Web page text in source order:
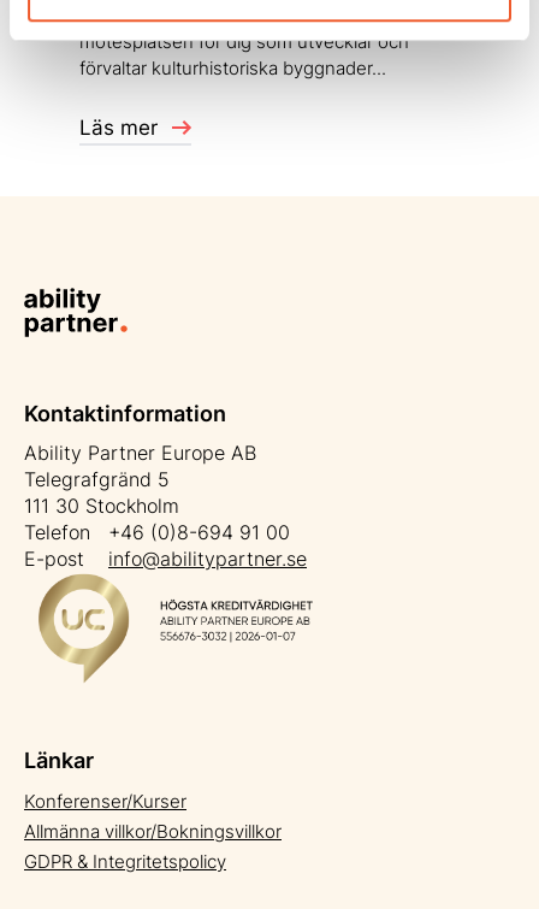
Välkommen till konferensen och
mötesplatsen för dig som utvecklar och
förvaltar kulturhistoriska byggnader...
Läs mer
Kontaktinformation
Ability Partner Europe AB
Telegrafgränd 5
111 30 Stockholm
Telefon +46 (0)8-694 91 00
E-post info@abilitypartner.se
Länkar
Konferenser/Kurser
Allmänna villkor/Bokningsvillkor
GDPR & Integritetspolicy